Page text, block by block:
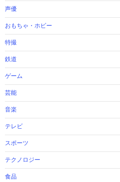
声優
おもちゃ・ホビー
特撮
鉄道
ゲーム
芸能
音楽
テレビ
スポーツ
テクノロジー
食品